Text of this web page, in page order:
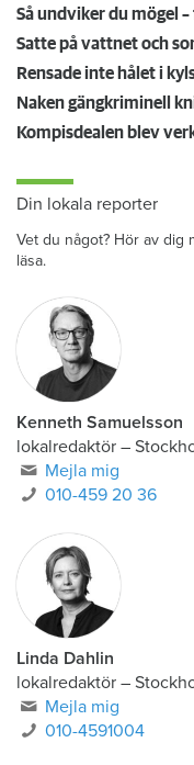
Din lokala reporter
Vet du något? Hör av dig
läsa.
Kenneth Samuelsson
lokalredaktör –
Mejla mig
010-459 20 36
Linda Dahlin
lokalredaktör –
Mejla mig
010-4591004